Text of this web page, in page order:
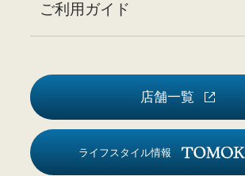
ご利用ガイド
店舗一覧
ライフスタイル情報